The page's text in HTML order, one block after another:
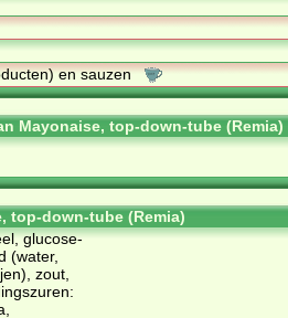
en sauzen
Mayonaise, top-down-tube (Remia)
top-down-tube (Remia)
glucose-
(water,
zout,